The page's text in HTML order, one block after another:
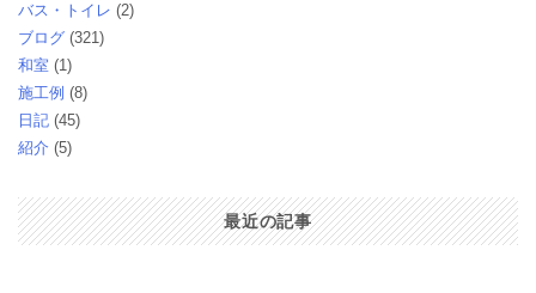
バス・トイレ (2)
ブログ (321)
和室 (1)
施工例 (8)
日記 (45)
紹介 (5)
最近の記事